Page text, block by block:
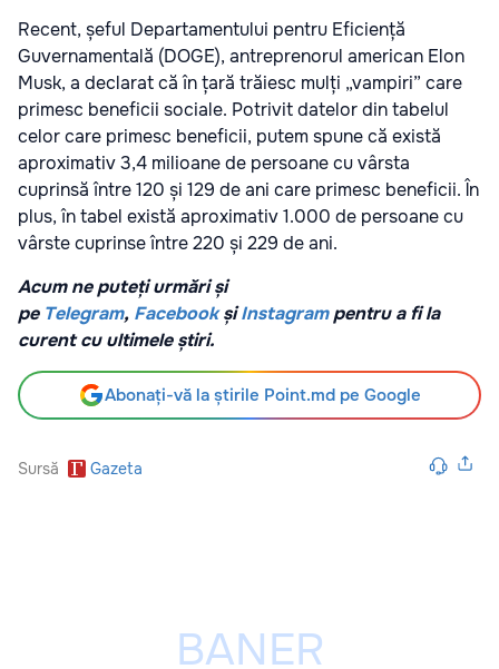
Recent, șeful Departamentului pentru Eficiență
Guvernamentală (DOGE), antreprenorul american Elon
Musk, a declarat că în țară trăiesc mulți „vampiri” care
primesc beneficii sociale. Potrivit datelor din tabelul
celor care primesc beneficii, putem spune că există
aproximativ 3,4 milioane de persoane cu vârsta
cuprinsă între 120 și 129 de ani care primesc beneficii. În
plus, în tabel există aproximativ 1.000 de persoane cu
vârste cuprinse între 220 și 229 de ani.
Acum ne puteți urmări și
pe Telegram, FacebookșiInstagrampentru a fi la
curent cu ultimele știri.
Abonați-vă la știrile Point.md pe Google
Sursă Gazeta